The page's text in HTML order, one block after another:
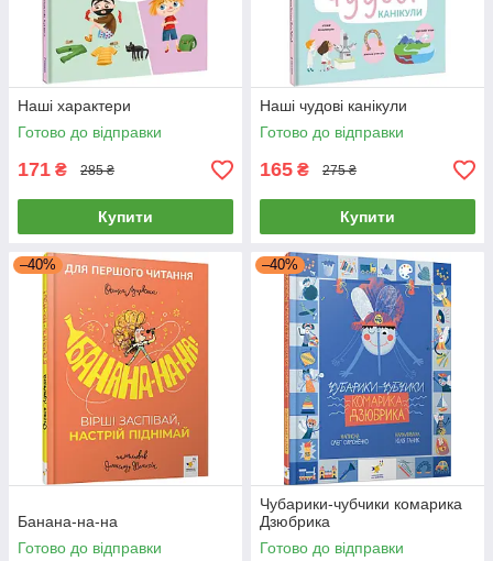
Наші характери
Готово до відправки
171 ₴ 285 ₴
Купити
Наші чудові канікули
Готово до відправки
165 ₴ 275 ₴
Купити
–40%
Банана-на-на
Готово до відправки
–40%
Чубарики-чубчики комарика
Дзюбрика
Готово до відправки